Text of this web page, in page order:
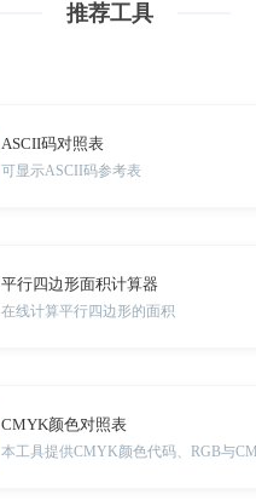
推荐工具
ASCII码对照表
可显示ASCII码参考表
平行四边形面积计算器
在线计算平行四边形的面积
CMYK颜色对照表